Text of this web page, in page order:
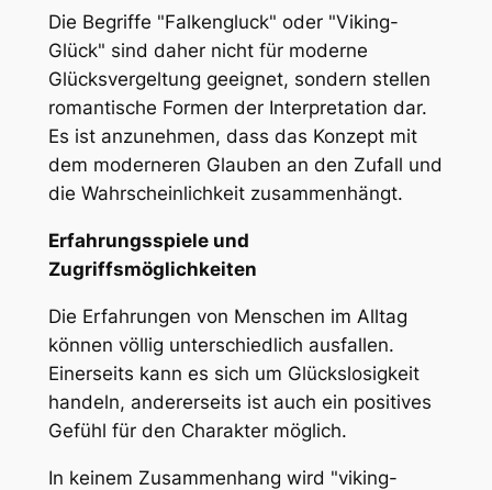
Die Begriffe "Falkengluck" oder "Viking-
Glück" sind daher nicht für moderne
Glücksvergeltung geeignet, sondern stellen
romantische Formen der Interpretation dar.
Es ist anzunehmen, dass das Konzept mit
dem moderneren Glauben an den Zufall und
die Wahrscheinlichkeit zusammenhängt.
Erfahrungsspiele und
Zugriffsmöglichkeiten
Die Erfahrungen von Menschen im Alltag
können völlig unterschiedlich ausfallen.
Einerseits kann es sich um Glückslosigkeit
handeln, andererseits ist auch ein positives
Gefühl für den Charakter möglich.
In keinem Zusammenhang wird "viking-